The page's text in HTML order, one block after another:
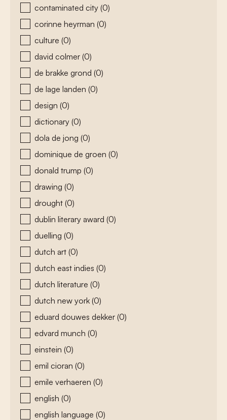
contaminated city (0)
corinne heyrman (0)
culture (0)
david colmer (0)
de brakke grond (0)
de lage landen (0)
design (0)
dictionary (0)
dola de jong (0)
dominique de groen (0)
donald trump (0)
drawing (0)
drought (0)
dublin literary award (0)
duelling (0)
dutch art (0)
dutch east indies (0)
dutch literature (0)
dutch new york (0)
eduard douwes dekker (0)
edvard munch (0)
einstein (0)
emil cioran (0)
emile verhaeren (0)
english (0)
english language (0)